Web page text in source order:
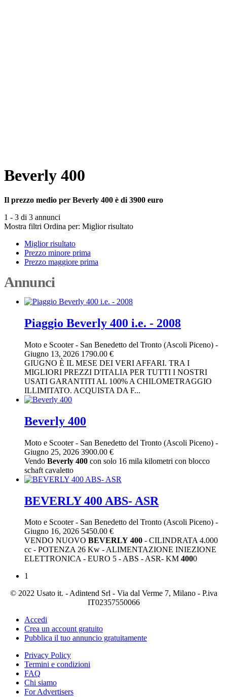
Beverly 400
Il prezzo medio per Beverly 400 è di 3900 euro
1 - 3 di 3 annunci
Mostra filtri Ordina per: Miglior risultato
Miglior risultato
Prezzo minore prima
Prezzo maggiore prima
Annunci
Piaggio Beverly 400 i.e. - 2008
Moto e Scooter- San Benedetto del Tronto (Ascoli Piceno) -
Giugno 13, 2026 1790.00 €
GIUGNO È IL MESE DEI VERI AFFARI. TRA I
MIGLIORI PREZZI D'ITALIA PER TUTTI I NOSTRI
USATI GARANTITI AL 100% A CHILOMETRAGGIO
ILLIMITATO. ACQUISTA DA F...
Beverly 400
Moto e Scooter- San Benedetto del Tronto (Ascoli Piceno) -
Giugno 25, 2026 3900.00 €
Vendo Beverly 400 con solo 16 mila kilometri con blocco
schaft cavaletto
BEVERLY 400 ABS- ASR
Moto e Scooter- San Benedetto del Tronto (Ascoli Piceno) -
Giugno 16, 2026 5450.00 €
VENDO NUOVO BEVERLY 400 - CILINDRATA 4.000
cc - POTENZA 26 Kw - ALIMENTAZIONE INIEZIONE
ELETTRONICA - EURO 5 - ABS - ASR- KM 4000
1
© 2022 Usato it. - Adintend Srl - Via dal Verme 7, Milano - P.iva
IT02357550066
Accedi
Crea un account gratuito
Pubblica il tuo annuncio gratuitamente
Privacy Policy
Termini e condizioni
FAQ
Chi siamo
For Advertisers